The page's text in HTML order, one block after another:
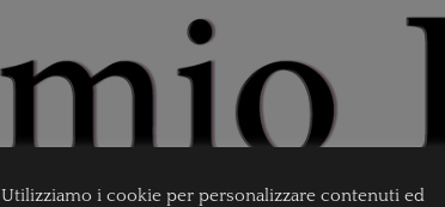
Utilizziamo i cookie per personalizzare contenuti ed